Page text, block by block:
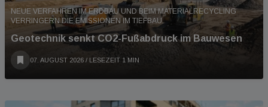
NEUE VERFAHREN IM ERDBAU UND BEIM MATERIALRECYCLING
VERRINGERN DIE EMISSIONEN IM TIEFBAU.
Geotechnik senkt CO2-Fußabdruck im Bauwesen
07. AUGUST 2026 / LESEZEIT 1 MIN